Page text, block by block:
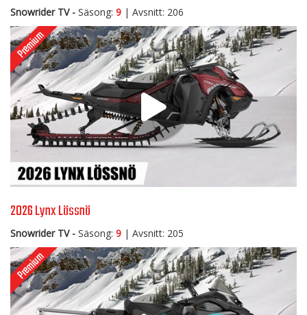
Snowrider TV - Säsong: 9 | Avsnitt: 206
2026 Lynx Lössnö
Snowrider TV - Säsong: 9 | Avsnitt: 205